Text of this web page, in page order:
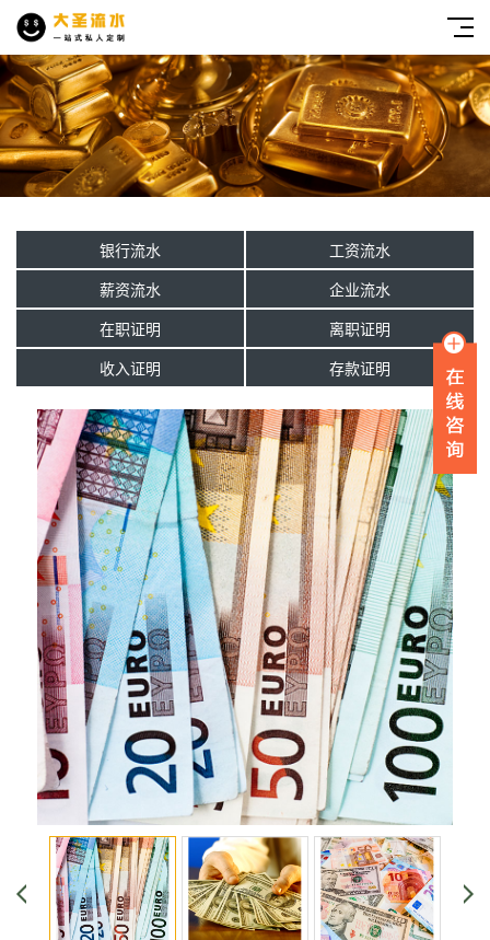
银行流水
工资流水
薪资流水
企业流水
在职证明
离职证明
收入证明
存款证明